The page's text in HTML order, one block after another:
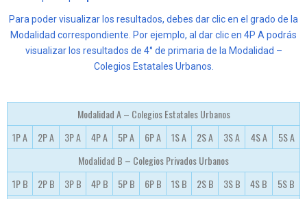
Para poder visualizar los resultados, debes dar clic en el grado de la
Modalidad correspondiente. Por ejemplo, al dar clic en 4P A podrás
visualizar los resultados de 4° de primaria de la Modalidad –
Colegios Estatales Urbanos.
Modalidad A – Colegios Estatales Urbanos
1P A
2P A 3P A 4P A 5P A 6P A 1S A 2S A 3S A 4S A
5S A
Modalidad B – Colegios Privados Urbanos
1P B
2P B 3P B 4P B 5P B 6P B 1S B 2S B 3S B 4S B
5S B